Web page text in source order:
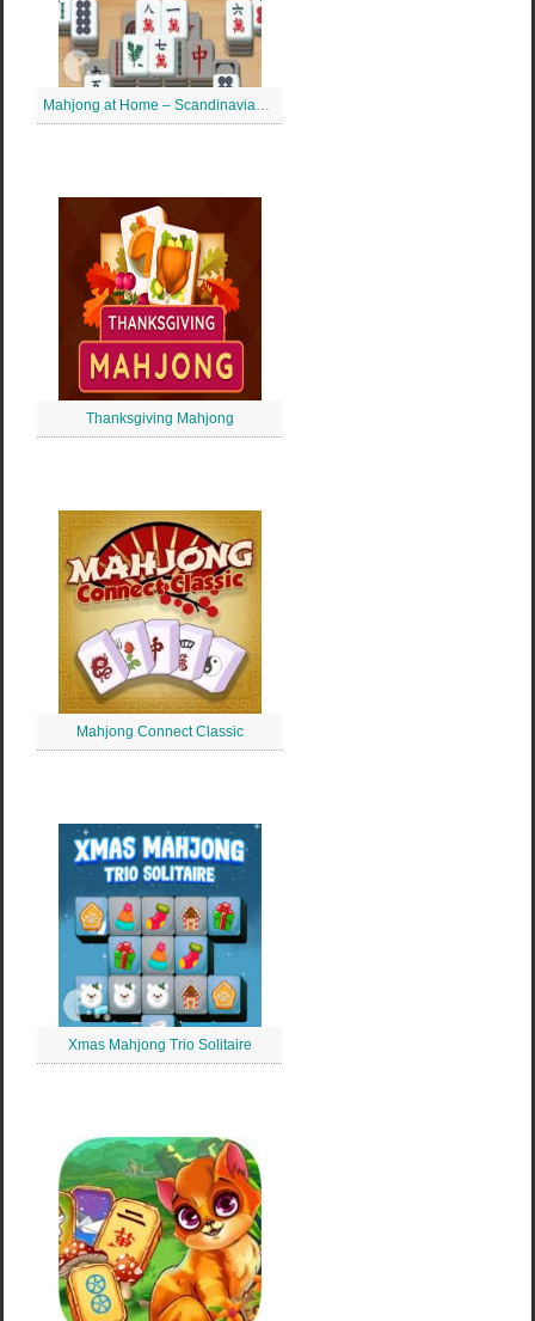
Mahjong at Home – Scandinavian Mahjong
Thanksgiving Mahjong
Mahjong Connect Classic
Xmas Mahjong Trio Solitaire